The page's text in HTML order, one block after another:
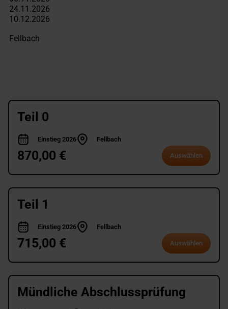
Teil 0
Einstieg 2026 Fellbach
870,00 € Auswählen
Teil 1
Einstieg 2026 Fellbach
715,00 € Auswählen
Mündliche Abschlussprüfung